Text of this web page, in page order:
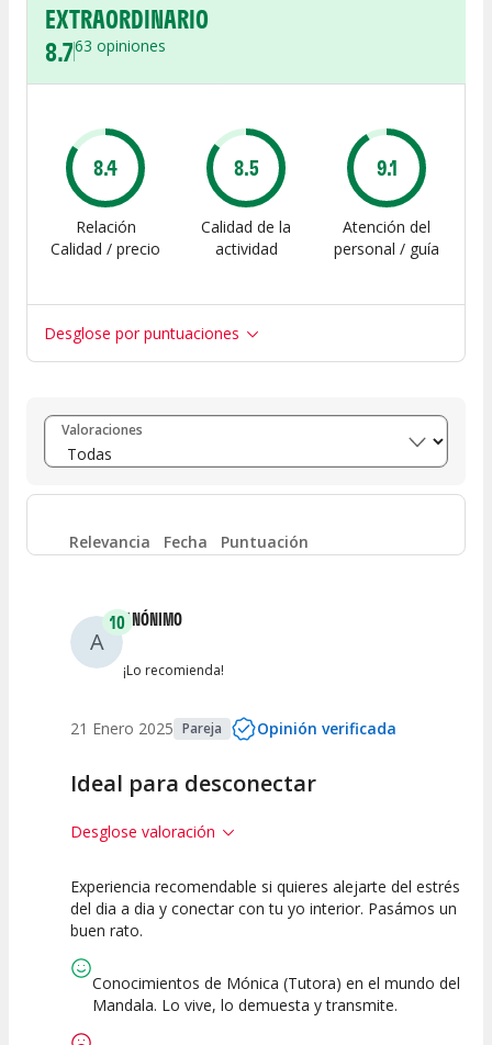
EXTRAORDINARIO
8.763 opiniones
8.4
Relación
Calidad / precio
8.5
Calidad de la
actividad
9.1
Atención del
personal / guía
Desglose por puntuaciones
Entre 8 y 10 (51)
Entre 6 y 8 (11)
Entre 4 y 6 1
Entre 0 y 2
Valoraciones
Relevancia Fecha Puntuación
A
10ANÓNIMO
¡Lo recomienda!
21 Enero 2025 Pareja Opinión verificada
Ideal para desconectar
Desglose valoración
10
Calidad de la
10
Experiencia recomendable si quieres alejarte del estrés
del dia a dia y conectar con tu yo interior. Pasámos un
buen rato.
Conocimientos de Mónica (Tutora) en el mundo del
Mandala. Lo vive, lo demuesta y transmite.